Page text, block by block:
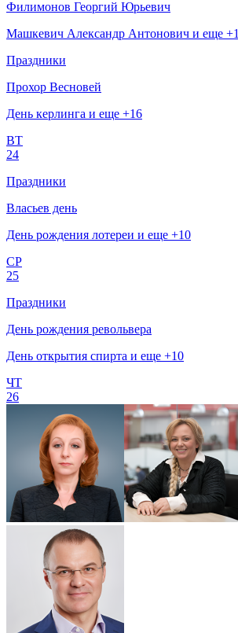
Филимонов Георгий Юрьевич
Машкевич Александр Антонович и еще +1
Праздники
Прохор Весновей
День керлинга и еще +16
ВТ
24
Праздники
Власьев день
День рождения лотереи и еще +10
СР
25
Праздники
День рождения револьвера
День открытия спирта и еще +10
ЧТ
26